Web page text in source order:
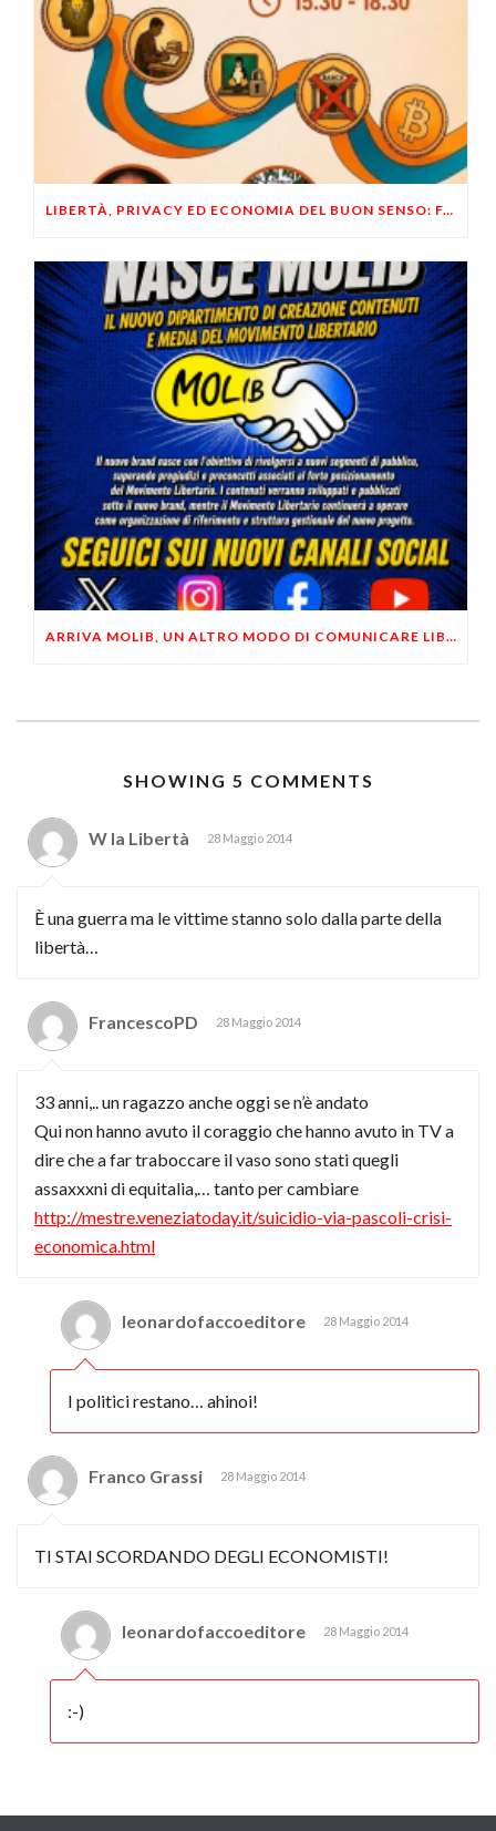
LIBERTÀ, PRIVACY ED ECONOMIA DEL BUON SENSO: FACCO E MUSUMECI A CASALECCHIO DI RENO (BO)
ARRIVA MOLIB, UN ALTRO MODO DI COMUNICARE LIBERTARIO
SHOWING 5 COMMENTS
W la Libertà 28 Maggio 2014
È una guerra ma le vittime stanno solo dalla parte della
libertà…
FrancescoPD 28 Maggio 2014
33 anni,.. un ragazzo anche oggi se n’è andato
Qui non hanno avuto il coraggio che hanno avuto in TV a
dire che a far traboccare il vaso sono stati quegli
assaxxxni di equitalia,… tanto per cambiare
http://mestre.veneziatoday.it/suicidio-via-pascoli-crisi-
economica.html
leonardofaccoeditore 28 Maggio 2014
I politici restano… ahinoi!
Franco Grassi 28 Maggio 2014
TI STAI SCORDANDO DEGLI ECONOMISTI!
leonardofaccoeditore 28 Maggio 2014
:-)